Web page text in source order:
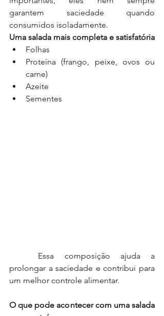
garantem saciedade quando
consumidos isoladamente.
Uma salada mais completa e satisfatória
Folhas
Proteína (frango, peixe, ovos ou
carne)
Azeite
Sementes
prolongar a saciedade e contribui para
um melhor controle alimentar.
O que pode acontecer com uma salada